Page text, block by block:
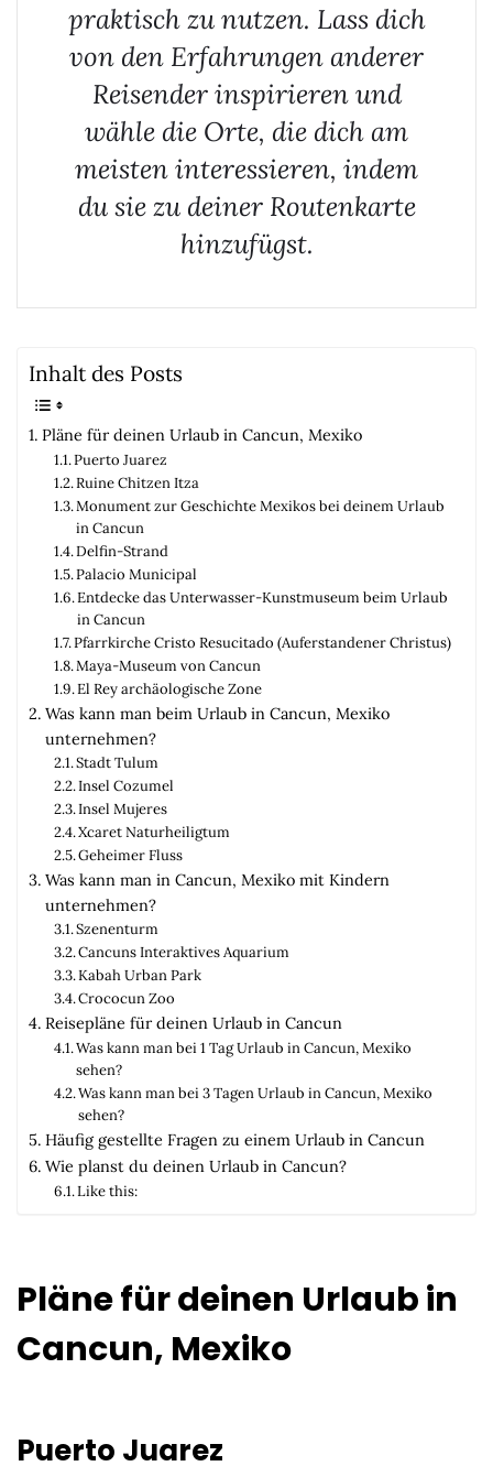
praktisch zu nutzen. Lass dich
von den Erfahrungen anderer
Reisender inspirieren und
wähle die Orte, die dich am
meisten interessieren, indem
du sie zu deiner Routenkarte
hinzufügst.
Inhalt des Posts
Pläne für deinen Urlaub in Cancun, Mexiko
Puerto Juarez
Ruine Chitzen Itza
Monument zur Geschichte Mexikos bei deinem Urlaub
in Cancun
Delfin-Strand
Palacio Municipal
Entdecke das Unterwasser-Kunstmuseum beim Urlaub
in Cancun
Pfarrkirche Cristo Resucitado (Auferstandener Christus)
Maya-Museum von Cancun
El Rey archäologische Zone
Was kann man beim Urlaub in Cancun, Mexiko
unternehmen?
Stadt Tulum
Insel Cozumel
Insel Mujeres
Xcaret Naturheiligtum
Geheimer Fluss
Was kann man in Cancun, Mexiko mit Kindern
unternehmen?
Szenenturm
Cancuns Interaktives Aquarium
Kabah Urban Park
Crococun Zoo
Reisepläne für deinen Urlaub in Cancun
Was kann man bei 1 Tag Urlaub in Cancun, Mexiko
sehen?
Was kann man bei 3 Tagen Urlaub in Cancun, Mexiko
sehen?
Häufig gestellte Fragen zu einem Urlaub in Cancun
Wie planst du deinen Urlaub in Cancun?
Like this:
Pläne für deinen Urlaub in
Cancun, Mexiko
Puerto Juarez